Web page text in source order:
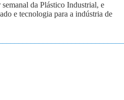
semanal da Plástico Industrial, e
e tecnologia para a indústria de